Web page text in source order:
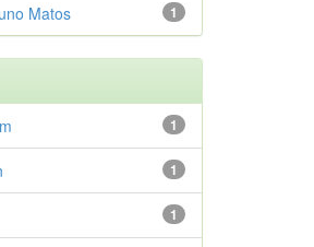
1
Matos
1
1
1